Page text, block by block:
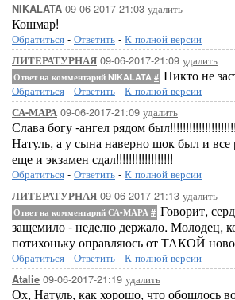
NIKALATA 09-06-2017-21:03 удалить
Кошмар!
Обратиться - Ответить - К полной версии
ЛИТЕРАТУРНАЯ 09-06-2017-21:09 удалить
Ответ на комментарий NIKALATA # Никто не
Обратиться - Ответить - К полной версии
СА-МАРА 09-06-2017-21:09 удалить
Слава богу -ангел рядом
Натуль, а у сына наверно шок был и все
еще и экзамен сдал!!!!!!!!!!!!!!!!!!
Обратиться - Ответить - К полной версии
ЛИТЕРАТУРНАЯ 09-06-2017-21:13 удалить
Ответ на комментарий СА-МАРА # Говорит,
защемило - неделю держало. Молодец,
потихоньку оправляюсь от ТАКОЙ
Обратиться - Ответить - К полной версии
Atalie 09-06-2017-21:19 удалить
Ох, Натуль, как хорошо, что обошлось